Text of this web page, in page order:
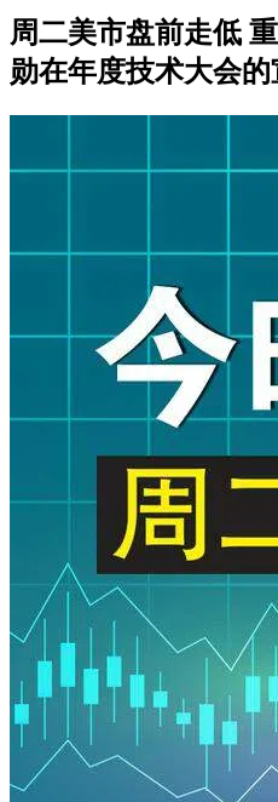
周二美市盘前走低
勋在年度技术大会的